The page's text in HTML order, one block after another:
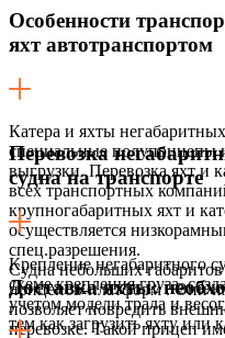
Особенности
яхт автотранспортом
Катера и яхты
специальные полуприцепы
выгрузки. Перевозка яхт и
всех транспортных
крупногабаритных яхт и
осуществляется
спец.разрешения.
Судна небольших
прицепов-платформ . Они
позволяет повредить
перевозке. Такой прицеп
Перевозка
судна на транспорте
Крепление негабаритного
схеме крепления груза,
учетом модели трала и
тем как загрузить яхту или
Доставка яхты: